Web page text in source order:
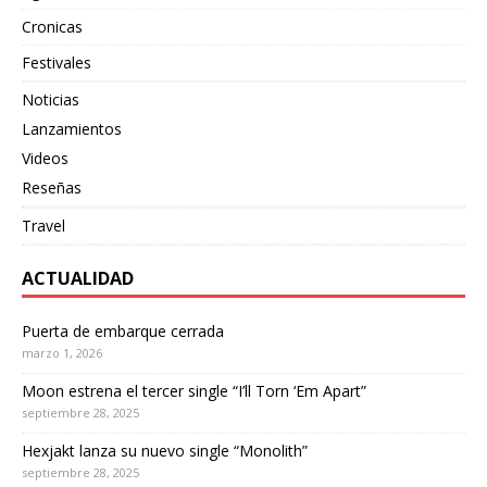
Cronicas
Festivales
Noticias
Lanzamientos
Videos
Reseñas
Travel
ACTUALIDAD
Puerta de embarque cerrada
marzo 1, 2026
Moon estrena el tercer single “I’ll Torn ‘Em Apart”
septiembre 28, 2025
Hexjakt lanza su nuevo single “Monolith”
septiembre 28, 2025